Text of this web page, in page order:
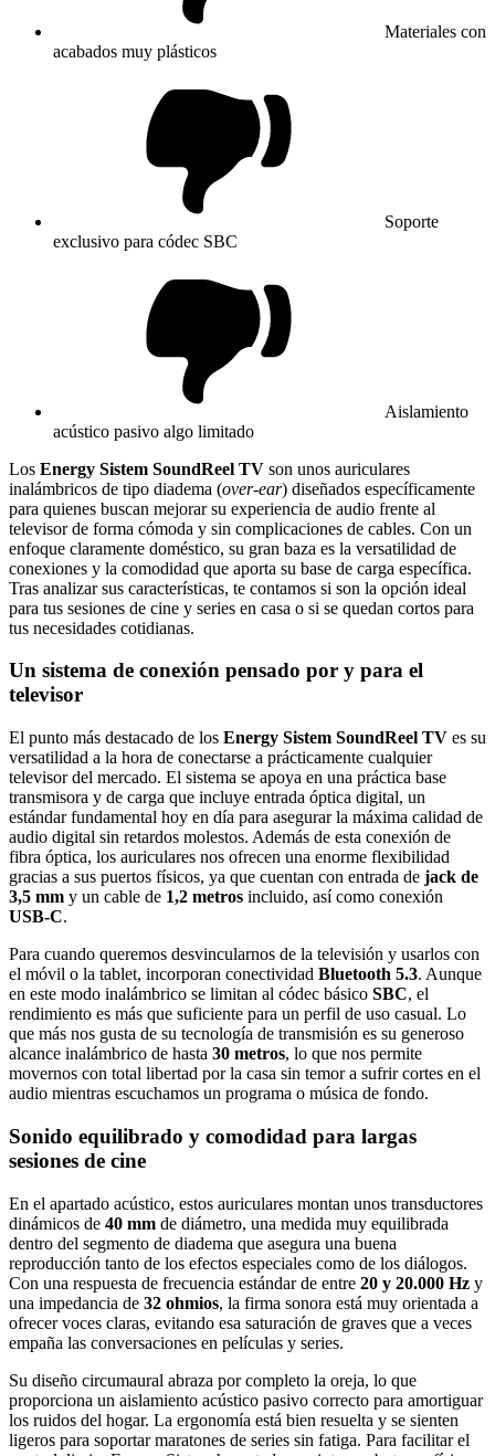
Materiales con
acabados muy plásticos
Soporte
exclusivo para códec SBC
Aislamiento
acústico pasivo algo limitado
Los Energy Sistem SoundReel TV son unos auriculares
inalámbricos de tipo diadema (over-ear) diseñados específicamente
para quienes buscan mejorar su experiencia de audio frente al
televisor de forma cómoda y sin complicaciones de cables. Con un
enfoque claramente doméstico, su gran baza es la versatilidad de
conexiones y la comodidad que aporta su base de carga específica.
Tras analizar sus características, te contamos si son la opción ideal
para tus sesiones de cine y series en casa o si se quedan cortos para
tus necesidades cotidianas.
Un sistema de conexión pensado por y para el
televisor
El punto más destacado de los Energy Sistem SoundReel TV es su
versatilidad a la hora de conectarse a prácticamente cualquier
televisor del mercado. El sistema se apoya en una práctica base
transmisora y de carga que incluye entrada óptica digital, un
estándar fundamental hoy en día para asegurar la máxima calidad de
audio digital sin retardos molestos. Además de esta conexión de
fibra óptica, los auriculares nos ofrecen una enorme flexibilidad
gracias a sus puertos físicos, ya que cuentan con entrada de jack de
3,5 mm y un cable de 1,2 metros incluido, así como conexión
USB-C.
Para cuando queremos desvincularnos de la televisión y usarlos con
el móvil o la tablet, incorporan conectividad Bluetooth 5.3. Aunque
en este modo inalámbrico se limitan al códec básico SBC, el
rendimiento es más que suficiente para un perfil de uso casual. Lo
que más nos gusta de su tecnología de transmisión es su generoso
alcance inalámbrico de hasta 30 metros, lo que nos permite
movernos con total libertad por la casa sin temor a sufrir cortes en el
audio mientras escuchamos un programa o música de fondo.
Sonido equilibrado y comodidad para largas
sesiones de cine
En el apartado acústico, estos auriculares montan unos transductores
dinámicos de 40 mm de diámetro, una medida muy equilibrada
dentro del segmento de diadema que asegura una buena
reproducción tanto de los efectos especiales como de los diálogos.
Con una respuesta de frecuencia estándar de entre 20 y 20.000 Hz y
una impedancia de 32 ohmios, la firma sonora está muy orientada a
ofrecer voces claras, evitando esa saturación de graves que a veces
empaña las conversaciones en películas y series.
Su diseño circumaural abraza por completo la oreja, lo que
proporciona un aislamiento acústico pasivo correcto para amortiguar
los ruidos del hogar. La ergonomía está bien resuelta y se sienten
ligeros para soportar maratones de series sin fatiga. Para facilitar el